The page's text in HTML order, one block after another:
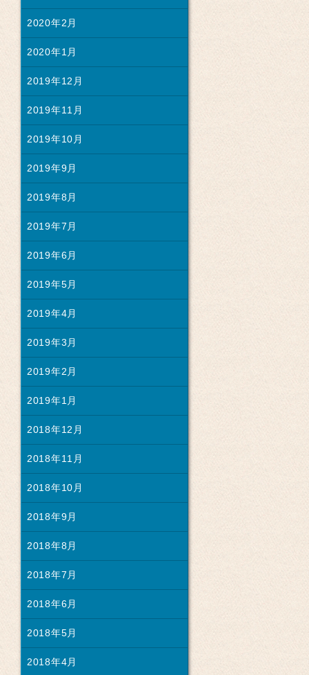
2020年2月
2020年1月
2019年12月
2019年11月
2019年10月
2019年9月
2019年8月
2019年7月
2019年6月
2019年5月
2019年4月
2019年3月
2019年2月
2019年1月
2018年12月
2018年11月
2018年10月
2018年9月
2018年8月
2018年7月
2018年6月
2018年5月
2018年4月